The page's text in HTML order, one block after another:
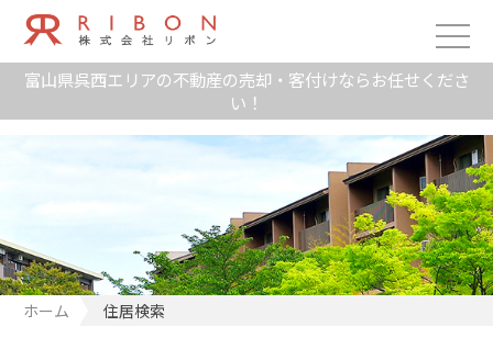
富山県呉西エリアの不動産の売却・客付けならお任せくださ
い！
ホーム 住居検索